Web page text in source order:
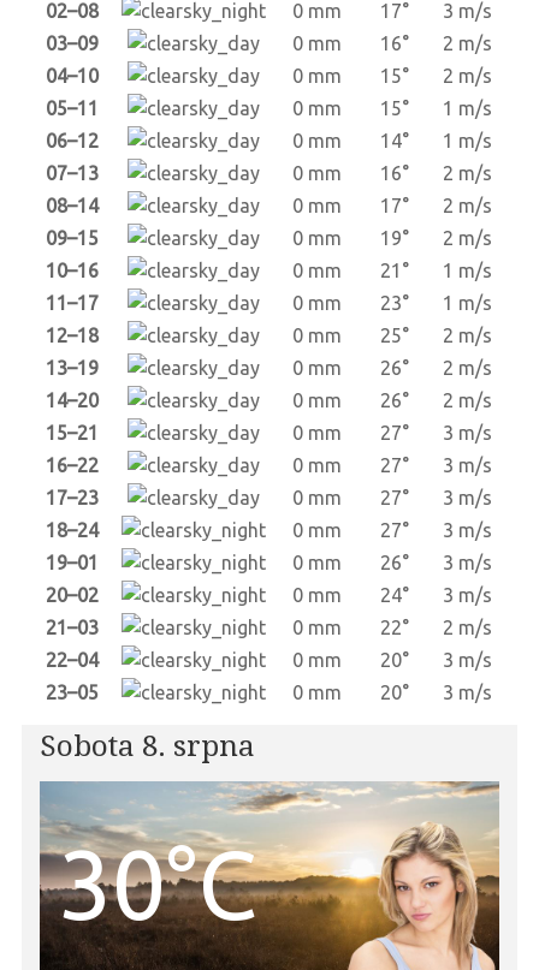
02–08
0 mm 17°
3 m/s
03–09
0 mm 16°
2 m/s
04–10
0 mm 15°
2 m/s
05–11
0 mm 15°
1 m/s
06–12
0 mm 14°
1 m/s
07–13
0 mm 16°
2 m/s
08–14
0 mm 17°
2 m/s
09–15
0 mm 19°
2 m/s
10–16
0 mm 21°
1 m/s
11–17
0 mm 23°
1 m/s
12–18
0 mm 25°
2 m/s
13–19
0 mm 26°
2 m/s
14–20
0 mm 26°
2 m/s
15–21
0 mm 27°
3 m/s
16–22
0 mm 27°
3 m/s
17–23
0 mm 27°
3 m/s
18–24
0 mm 27°
3 m/s
19–01
0 mm 26°
3 m/s
20–02
0 mm 24°
3 m/s
21–03
0 mm 22°
2 m/s
22–04
0 mm 20°
3 m/s
23–05
0 mm 20° 3 m/s
Sobota 8. srpna
30°C